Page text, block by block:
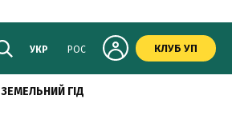
УКР РОС КЛУБ УП
ЗЕМЕЛЬНИЙ ГІД